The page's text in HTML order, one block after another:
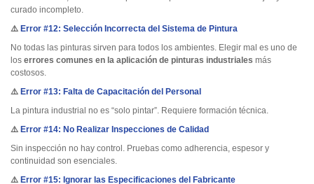
curado incompleto.
⚠️ Error #12: Selección Incorrecta del Sistema de Pintura
No todas las pinturas sirven para todos los ambientes. Elegir mal es uno de
los errores comunes en la aplicación de pinturas industriales más
costosos.
⚠️ Error #13: Falta de Capacitación del Personal
La pintura industrial no es “solo pintar”. Requiere formación técnica.
⚠️ Error #14: No Realizar Inspecciones de Calidad
Sin inspección no hay control. Pruebas como adherencia, espesor y
continuidad son esenciales.
⚠️ Error #15: Ignorar las Especificaciones del Fabricante